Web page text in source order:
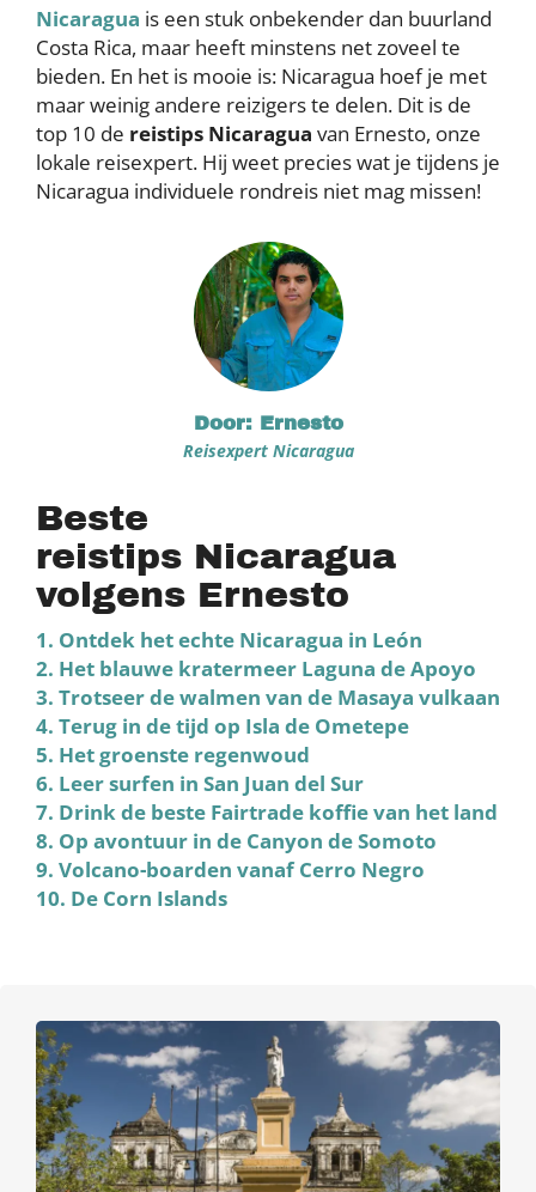
Nicaragua is een stuk onbekender dan buurland
Costa Rica, maar heeft minstens net zoveel te
bieden. En het is mooie is: Nicaragua hoef je met
maar weinig andere reizigers te delen. Dit is de
top 10 de reistips Nicaragua van Ernesto, onze
lokale reisexpert. Hij weet precies wat je tijdens je
Nicaragua individuele rondreis niet mag missen!
Door: Ernesto
Reisexpert Nicaragua
Beste
reistips Nicaragua
volgens Ernesto
1. Ontdek het echte Nicaragua in León
2. Het blauwe kratermeer Laguna de Apoyo
3. Trotseer de walmen van de Masaya vulkaan
4. Terug in de tijd op Isla de Ometepe
5. Het groenste regenwoud
6. Leer surfen in San Juan del Sur
7. Drink de beste Fairtrade koffie van het land
8. Op avontuur in de Canyon de Somoto
9. Volcano-boarden vanaf Cerro Negro
10. De Corn Islands